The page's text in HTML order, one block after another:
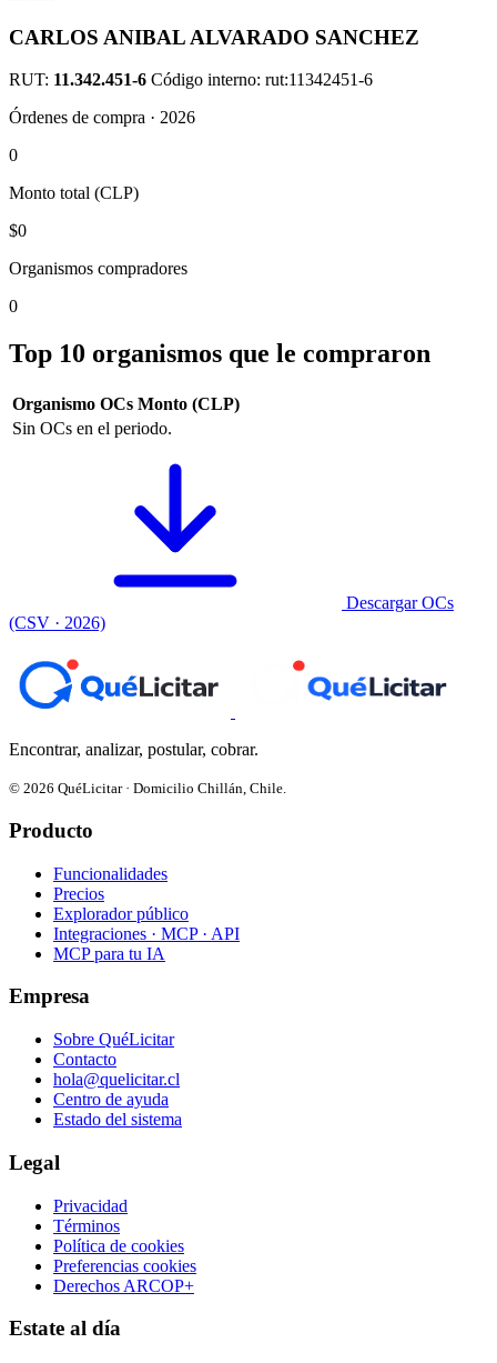
CARLOS ANIBAL ALVARADO SANCHEZ
RUT: 11.342.451-6 Código interno: rut:11342451-6
Órdenes de compra · 2026
0
Monto total (CLP)
$0
Organismos compradores
0
Top 10 organismos que le compraron
Organismo OCs Monto (CLP)
Sin OCs en el periodo.
Descargar OCs
(CSV · 2026)
Encontrar, analizar, postular, cobrar.
© 2026 QuéLicitar · Domicilio Chillán, Chile.
Producto
Funcionalidades
Precios
Explorador público
Integraciones · MCP · API
MCP para tu IA
Empresa
Sobre QuéLicitar
Contacto
hola@quelicitar.cl
Centro de ayuda
Estado del sistema
Legal
Privacidad
Términos
Política de cookies
Preferencias cookies
Derechos ARCOP+
Estate al día